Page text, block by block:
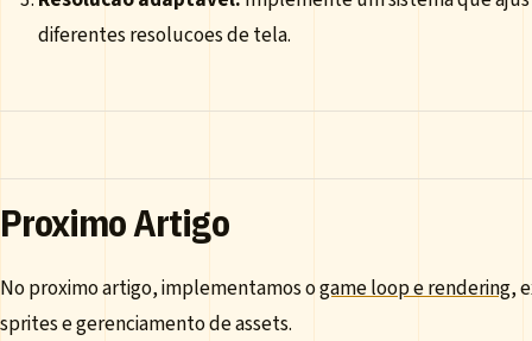
diferentes resolucoes de tela.
Proximo Artigo
No proximo artigo, implementamos ogame loop e rendering,
sprites e gerenciamento de assets.